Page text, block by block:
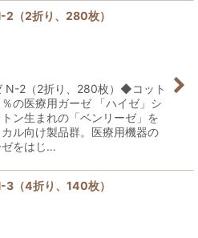
2（2折り、280枚）
N-2（2折り、280枚）◆コット
の医療用ガーゼ 「ハイゼ」シ
ン生まれの「ベンリーゼ」を
ル向け製品群。医療用機器の
ゼをはじ…
3（4折り、140枚）